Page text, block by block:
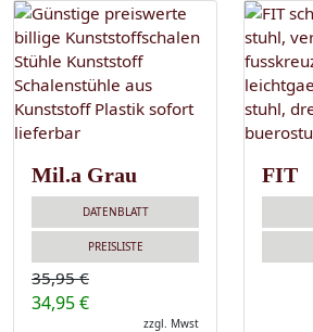
Mil.a Grau
DATENBLATT
PREISLISTE
35,95 €
34,95 €
zzgl. Mwst
FIT